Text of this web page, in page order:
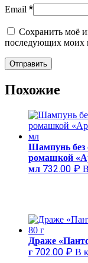
Email *
Сохранить моё
последующих моих
Похожие
Шампунь без
ромашкой
мл 732.00 ₽
Драже
г 702.00 ₽ В